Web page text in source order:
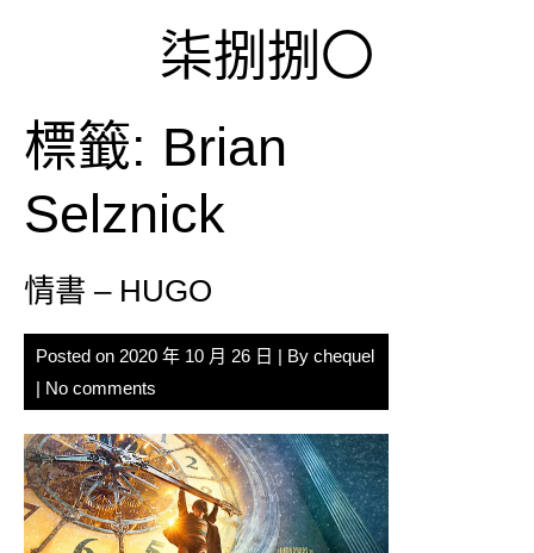
柒捌捌〇
標籤: Brian
Selznick
情書 – HUGO
Posted on 2020 年 10 月 26 日 | By chequel
| No comments